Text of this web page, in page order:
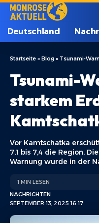
Deutschland
Startseite » Blog » Tsunami-Warnung
Tsunami-
starkem
Vor Kamtschatka
7,1 bis 7,4 die Region.
Warnung wurde in der
SEPTEMBER 13, 2025 16:17
NACHRICHTEN
1 MIN LESEN